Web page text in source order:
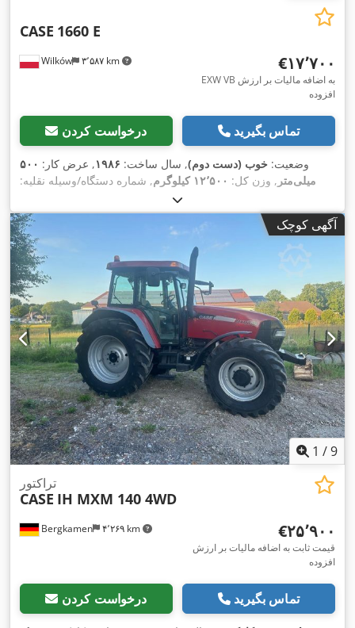
Wilków ۳٬۵۸۷ km
CASE 1660 E
‎€۱۷٬۷۰۰
EXW VB به اضافه مالیات بر ارزش
افزوده
درخواست کردن تماس بگیرید
وضعیت: خوب (دست دوم), سال ساخت: ۱۹۸۶, عرض کار: ۵۰۰
میلی‌متر , وزن کل: ۱۲٬۵۰۰ کیلوگرم
, شماره دستگاه/وسیله نقلیه:
آگهی کوچک
1 /9
Bergkamen ۴٬۲۶۹ km
تراکتور
CASE IH MXM 140 4WD
‎€۲۵٬۹۰۰
قیمت ثابت به اضافه مالیات بر ارزش
افزوده
درخواست کردن تماس بگیرید